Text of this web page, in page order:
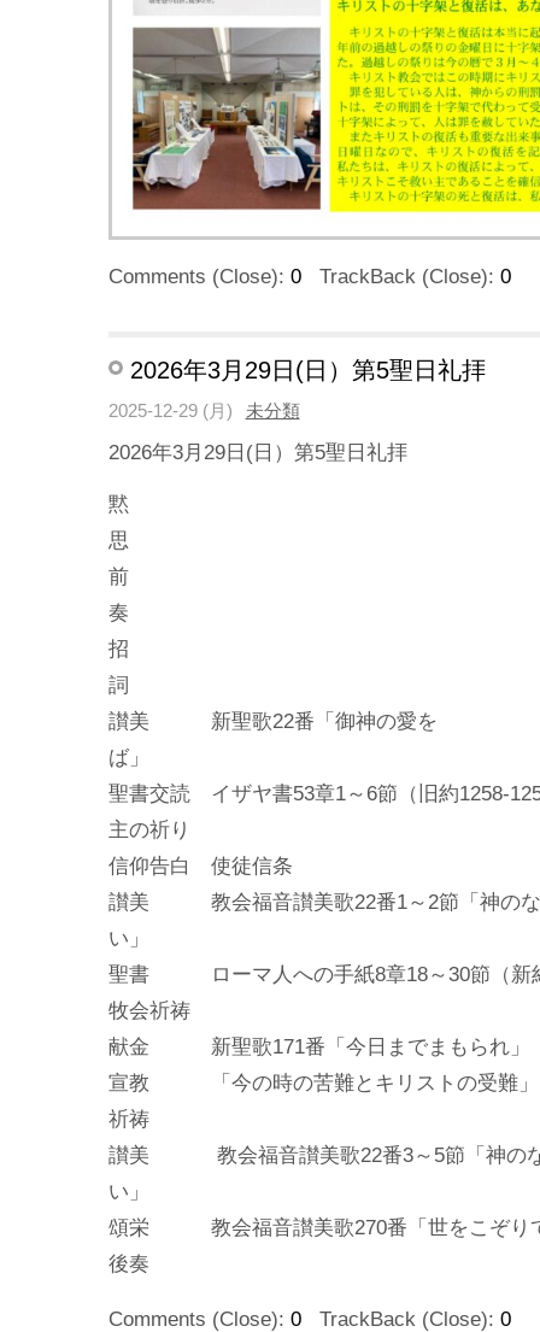
Comments (Close): 0 TrackBack (Close): 0
2026年3月29日(日）第5聖日礼拝
2025-12-29 (月) 未分類
2026年3月29日(日）第5聖日礼拝
黙
前
招
讃美 新聖歌22番「御神の愛を
聖書交読 イザヤ書53章1～6節（旧約1258-
主の祈り
信仰告白 使徒信条
讃美 教会福音讃美歌22番1～2節「神のな
聖書 ローマ人への手紙8章18～30節（新
牧会祈祷
献金 新聖歌171番「今日までまもられ」
宣教 「今の時の苦難とキリストの受難」
祈祷
讃美 教会福音讃美歌22番3～5節「神のな
頌栄 教会福音讃美歌270番「世をこぞり
後奏
Comments (Close): 0 TrackBack (Close): 0